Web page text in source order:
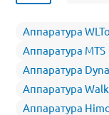
Аппаратура
Аппаратура MTS
Аппаратура
Аппаратура
Аппаратура